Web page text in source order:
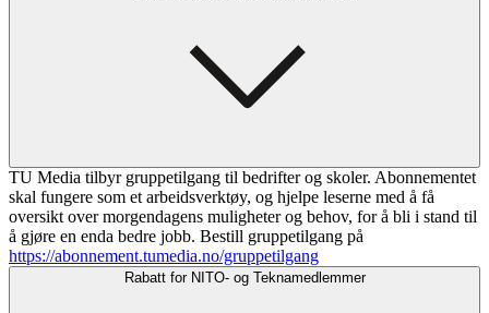
TU Media tilbyr gruppetilgang til bedrifter og skoler. Abonnementet
skal fungere som et arbeidsverktøy, og hjelpe leserne med å få
oversikt over morgendagens muligheter og behov, for å bli i stand til
å gjøre en enda bedre jobb. Bestill gruppetilgang på
https://abonnement.tumedia.no/gruppetilgang
Rabatt for NITO- og Teknamedlemmer